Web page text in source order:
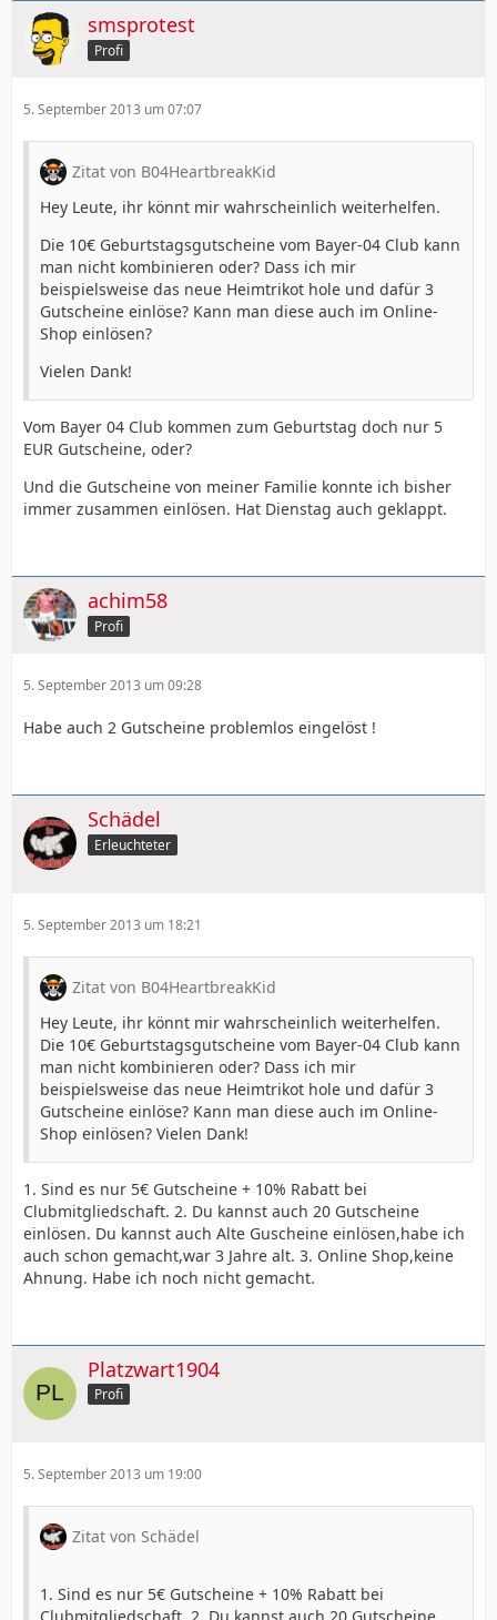
smsprotest
Profi
5. September 2013 um 07:07
Zitat von B04HeartbreakKid
Hey Leute, ihr könnt mir wahrscheinlich weiterhelfen.
Die 10€ Geburtstagsgutscheine vom Bayer-04 Club kann
man nicht kombinieren oder? Dass ich mir
beispielsweise das neue Heimtrikot hole und dafür 3
Gutscheine einlöse? Kann man diese auch im Online-
Shop einlösen?
Vielen Dank!
Vom Bayer 04 Club kommen zum Geburtstag doch nur 5
EUR Gutscheine, oder?
Und die Gutscheine von meiner Familie konnte ich bisher
immer zusammen einlösen. Hat Dienstag auch geklappt.
achim58
Profi
5. September 2013 um 09:28
Habe auch 2 Gutscheine problemlos eingelöst !
Schädel
Erleuchteter
5. September 2013 um 18:21
Zitat von B04HeartbreakKid
Hey Leute, ihr könnt mir wahrscheinlich weiterhelfen.
Die 10€ Geburtstagsgutscheine vom Bayer-04 Club kann
man nicht kombinieren oder? Dass ich mir
beispielsweise das neue Heimtrikot hole und dafür 3
Gutscheine einlöse? Kann man diese auch im Online-
Shop einlösen? Vielen Dank!
1. Sind es nur 5€ Gutscheine + 10% Rabatt bei
Clubmitgliedschaft. 2. Du kannst auch 20 Gutscheine
einlösen. Du kannst auch Alte Guscheine einlösen,habe ich
auch schon gemacht,war 3 Jahre alt. 3. Online Shop,keine
Ahnung. Habe ich noch nicht gemacht.
Platzwart1904
Profi
5. September 2013 um 19:00
Zitat von Schädel
1. Sind es nur 5€ Gutscheine + 10% Rabatt bei